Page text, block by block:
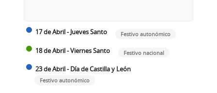
17 de Abril - Jueves Santo Festivo autonómico
18 de Abril - Viernes Santo Festivo nacional
23 de Abril - Día de Castilla y León
Festivo autonómico